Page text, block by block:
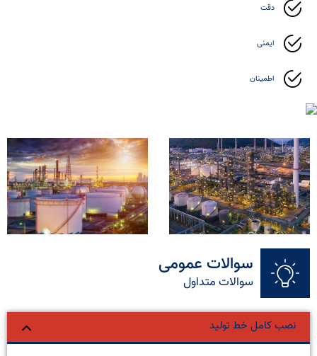
دقت
ایمنی
اطمینان
سوالات عمومی
سوالات متداول
نصب کامل خط تولید